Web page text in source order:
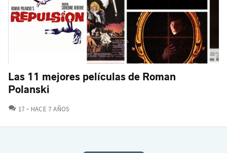
Las 11 mejores películas de Roman
Polanski
17 COMENTARIOS
HACE 7 AÑOS